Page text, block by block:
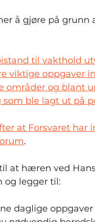
å gjøre på grunn
til vakthold
viktige oppgaver
områder og blant
ble lagt ut på
at Forsvaret har
.
at hæren ved
og legger til:
daglige oppgaver